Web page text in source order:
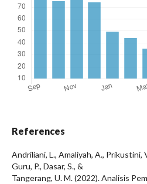
References
Andriliani, L., Amaliyah, A., Prikustini,
Guru, P., Dasar, S., &
Tangerang, U. M. (2022). Analisis